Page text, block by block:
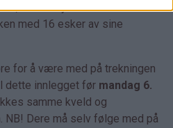
som betyr at vinneren selv
med 16 esker av sine
for å være med på trekningen
dette innlegget før mandag 6.
samme kveld og
NB! Dere må selv følge med på